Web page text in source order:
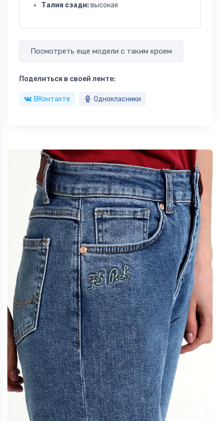
Талия сзади:высокая
Посмотреть еще модели с таким кроем
Поделиться в своей ленте:
ВКонтакте Однокласники